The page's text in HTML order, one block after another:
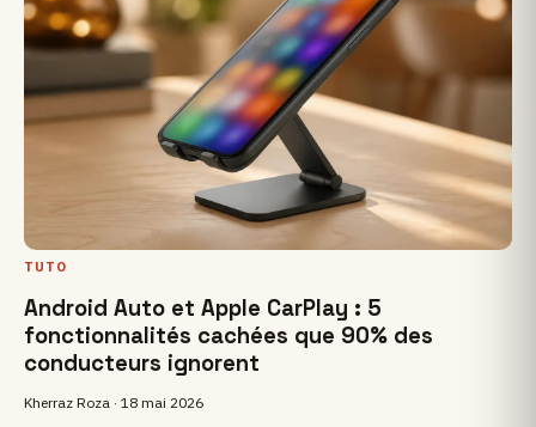
TUTO
Android Auto et Apple CarPlay : 5
fonctionnalités cachées que 90% des
conducteurs ignorent
Kherraz Roza ·18 mai 2026